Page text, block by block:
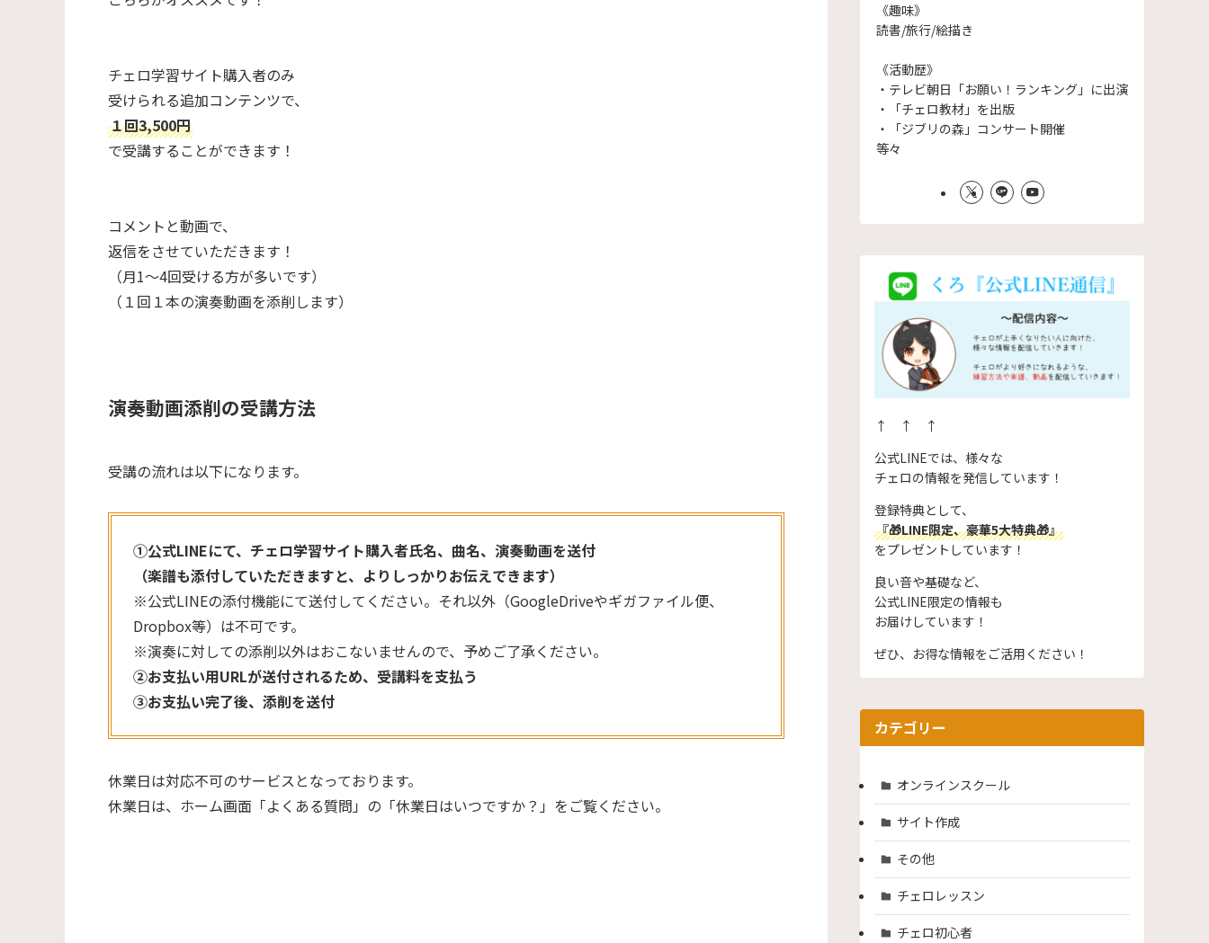
チェロ学習サイト購入者のみ
受けられる追加コンテンツで、
１回3,500円
で受講することができます！
コメントと動画で、
返信をさせていただきます！
（月1～4回受ける方が多いです）
（１回１本の演奏動画を添削します）
演奏動画添削の受講方法
受講の流れは以下になります。
①公式LINEにて、チェロ学習サイト購入者氏名、曲名、演奏動画を送付
（楽譜も添付していただきますと、よりしっかりお伝えできます）
※公式LINEの添付機能にて送付してください。それ以外（GoogleDriveやギガファイル便、
Dropbox等）は不可です。
※演奏に対しての添削以外はおこないませんので、予めご了承ください。
②お支払い用URLが送付されるため、受講料を支払う
③お支払い完了後、添削を送付
休業日は対応不可のサービスとなっております。
休業日は、ホーム画面「よくある質問」の「休業日はいつですか？」をご覧ください。
《趣味》
読書/旅行/絵描き
《活動歴》
・テレビ朝日「お願い！ランキング」に出演
・「チェロ教材」を出版
・「ジブリの森」コンサート開催
等々
↑ ↑ ↑
公式LINEでは、様々な
チェロの情報を発信しています！
登録特典として、
『🎁LINE限定、豪華5大特典🎁』
をプレゼントしています！
良い音や基礎など、
公式LINE限定の情報も
お届けしています！
ぜひ、お得な情報をご活用ください！
カテゴリー
オンラインスクール
サイト作成
その他
チェロレッスン
チェロ初心者